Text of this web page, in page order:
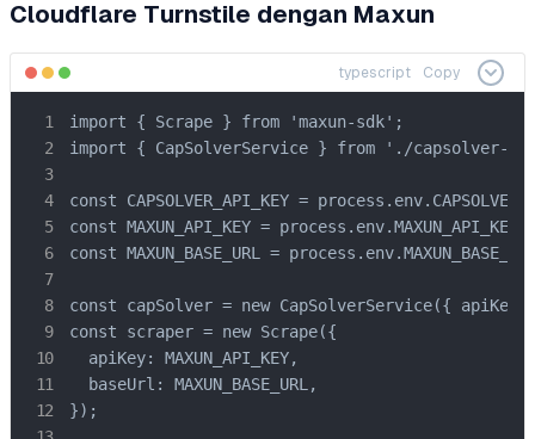
Cloudflare Turnstile dengan Maxun
typescript Copy
import { Scrape } from 'maxun-sdk';
import { CapSolverService } from './capsolver-
const CAPSOLVER_API_KEY =
const MAXUN_API_KEY =
const MAXUN_BASE_URL =
const capSolver = new CapSolverService({ apiKey:
const scraper = new Scrape({
  apiKey: MAXUN_API_KEY,
  baseUrl: MAXUN_BASE_URL,
});